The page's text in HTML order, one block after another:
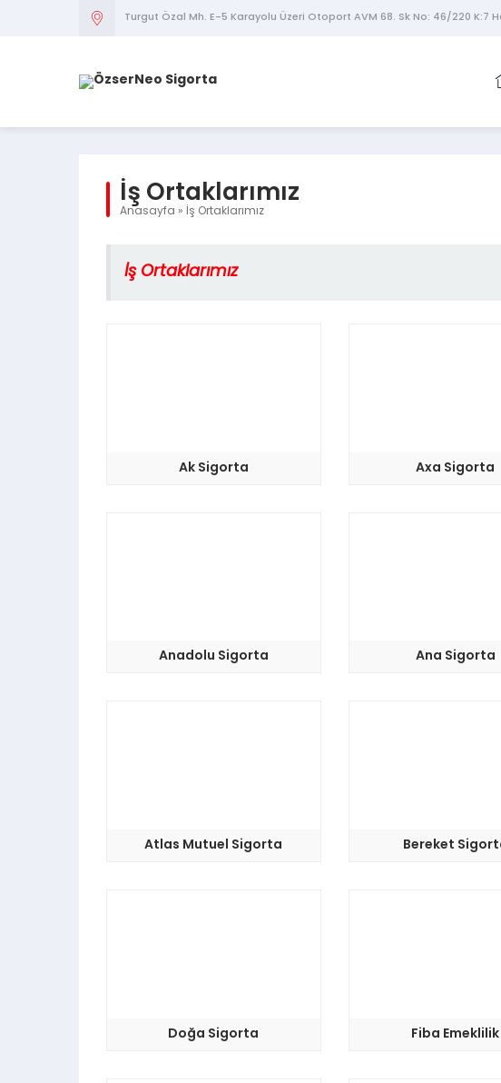
Turgut Özal Mh. E-5 Karayolu Üzeri Otoport AVM 68. Sk No: 46/220 K:7
İş Ortaklarımız
Anasayfa » İş Ortaklarımız
İş Ortaklarımız
Ak Sigorta Axa Sigorta
Anadolu Sigorta Ana Sigorta
Atlas Mutuel Sigorta Bereket
Doğa Sigorta Fiba Emeklilik